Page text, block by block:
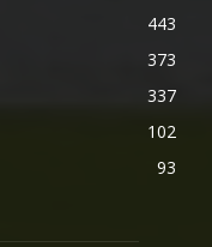
443
373
337
102
93